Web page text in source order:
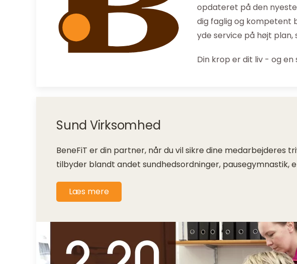
opdateret på den
dig faglig og kompetent
yde service på højt plan,
Din krop er dit liv - og
Sund Virksomhed
BeneFiT er din partner, når du vil sikre dine medarbejderes
tilbyder blandt andet sundhedsordninger, pausegymnastik,
Læs mere